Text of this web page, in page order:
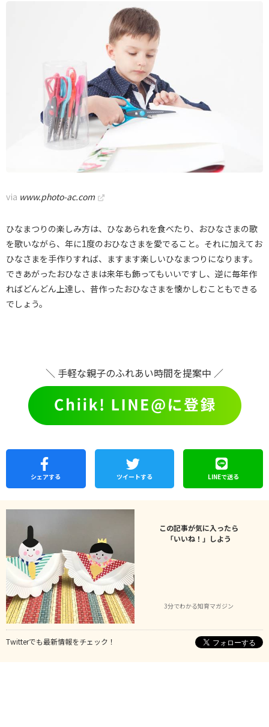
via www.photo-ac.com
ひなまつりの楽しみ方は、ひなあられを食べたり、おひなさまの歌
を歌いながら、年に1度のおひなさまを愛でること。それに加えてお
ひなさまを手作りすれば、ますます楽しいひなまつりになります。
できあがったおひなさまは来年も飾ってもいいですし、逆に毎年作
ればどんどん上達し、昔作ったおひなさまを懐かしむこともできる
でしょう。
＼ 手軽な親子のふれあい時間を提案中 ／
シェアする ツイートする LINEで送る
この記事が気に入ったら
「いいね！」しよう
3分でわかる知育マガジン
Twitterでも最新情報をチェック！